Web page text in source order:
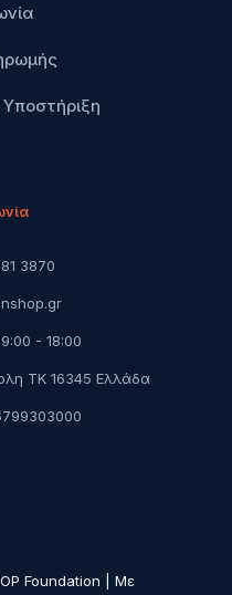
3870
- 18:00
ΤΚ 16345 Ελλάδα
Foundation | Με